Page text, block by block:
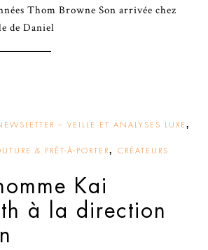
Thom Browne Son arrivée chez
de Daniel
– VEILLE ET ANALYSES LUXE ,
& PRÊT-À-PORTER, CRÉATEURS
Kai
à la direction